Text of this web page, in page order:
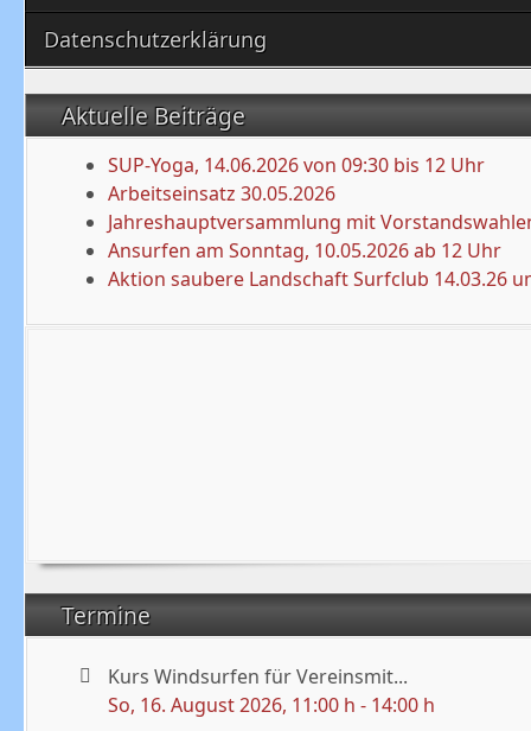
Datenschutzerklärung
Aktuelle Beiträge
SUP-Yoga, 14.06.2026 von 09:30 bis 12 Uhr
Arbeitseinsatz 30.05.2026
Jahreshauptversammlung mit
Ansurfen am Sonntag, 10.05.2026 ab 12 Uhr
Aktion saubere Landschaft Surfclub 14.03.26
Termine
Kurs Windsurfen für Vereinsmit...
So, 16. August 2026, 11:00 h - 14:00 h